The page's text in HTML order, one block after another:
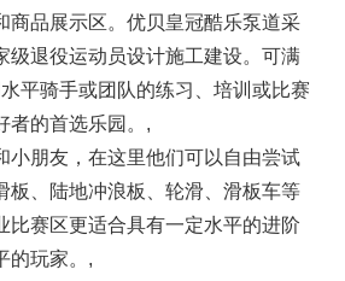
商品展示区。优贝皇冠酷乐泵道采
级退役运动员设计施工建设。可满
平骑手或团队的练习
、培训或比赛
的首选乐园。 ,
小朋友，在这里他们可以自由尝试
板、陆地冲浪板、轮滑、滑板车等
比赛区更适合具有一定水平的进阶
的玩家。 ,